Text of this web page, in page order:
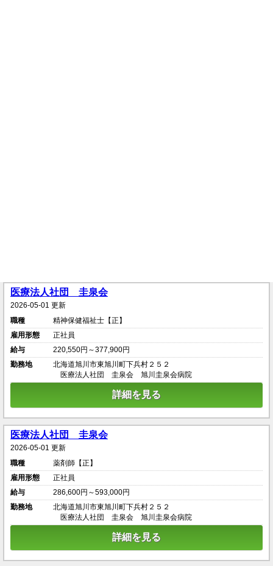
医療法人社団 圭泉会
2026-05-01 更新
職種
精神保健福祉士【正】
雇用形態
正社員
給与
220,550円～377,900円
勤務地
北海道旭川市東旭川町下兵村２５２
医療法人社団 圭泉会 旭川圭泉会病院
詳細を見る
医療法人社団 圭泉会
2026-05-01 更新
職種
薬剤師【正】
雇用形態
正社員
給与
286,600円～593,000円
勤務地
北海道旭川市東旭川町下兵村２５２
医療法人社団 圭泉会 旭川圭泉会病院
詳細を見る